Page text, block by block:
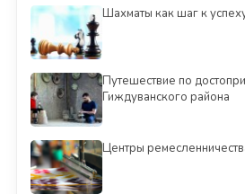
Шахматы как шаг к
Путешествие по
Гиждуванского района
Центры